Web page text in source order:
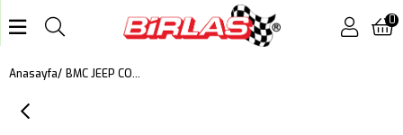
0
Anasayfa BMC JEEP COMPASS II, RENEGADE, FIAT EGEA, DODGE HORNET, ALFA ROMEO TONALE KUTU İÇİ PERFORMANS HAVA FİLTRESİ FB01079